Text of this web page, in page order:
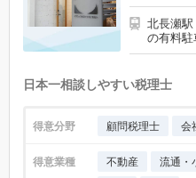
北長瀬
の有料駐
日本一相談しやすい税理士
得意分野 顧問税理士 会
得意業種 不動産 流通・